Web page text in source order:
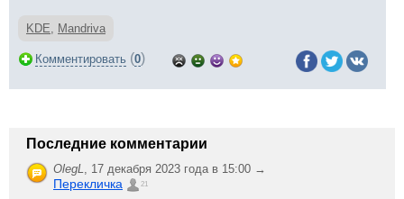
KDE, Mandriva
Комментировать (0)
Последние комментарии
OlegL, 17 декабря 2023 года в 15:00 →
Перекличка 21